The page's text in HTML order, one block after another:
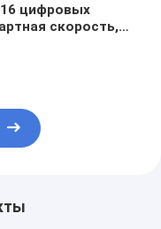
16 цифровых
скорость,